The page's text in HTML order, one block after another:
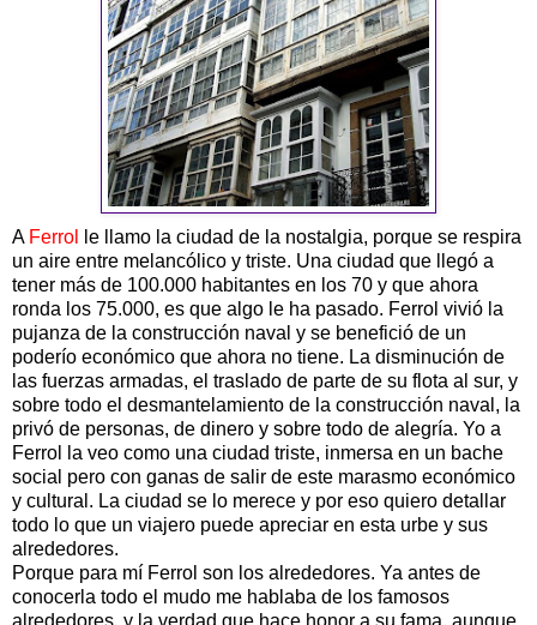
A Ferrol
le llamo la ciudad de la nostalgia, porque se respira
un aire entre melancólico y triste. Una ciudad que llegó a
tener más de 100.000 habitantes en los 70 y que ahora
ronda los 75.000, es que algo le ha pasado. Ferrol vivió la
pujanza de la construcción naval y se benefició de un
poderío económico que ahora no tiene. La disminución de
las fuerzas armadas, el traslado de parte de su flota al sur, y
sobre todo el desmantelamiento de la construcción naval, la
privó de personas, de dinero y sobre todo de alegría. Yo a
Ferrol la veo como una ciudad triste, inmersa en un bache
social pero con ganas de salir de este marasmo económico
y cultural. La ciudad se lo merece y por eso quiero detallar
todo lo que un viajero puede apreciar en esta urbe y sus
alrededores.
Porque para mí Ferrol son los alrededores. Ya antes de
conocerla todo el mudo me hablaba de los famosos
alrededores, y la verdad que hace honor a su fama, aunque